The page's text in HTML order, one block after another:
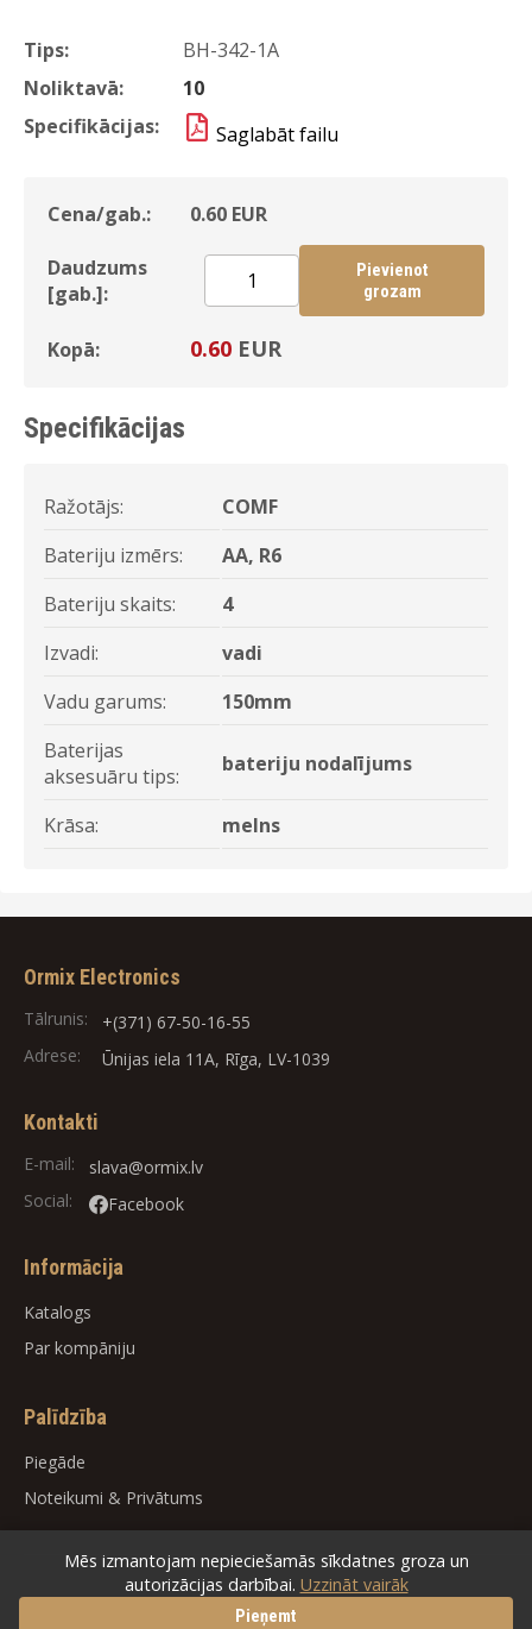
Tips:
BH-342-1A
Noliktavā:
10
Specifikācijas:
Saglabāt failu
Cena/gab.: 0.60 EUR
Daudzums
[gab.]:
Pievienot
grozam
Kopā: 0.60 EUR
Specifikācijas
Ražotājs:
COMF
Bateriju izmērs:
AA, R6
Bateriju skaits:
4
Izvadi:
vadi
Vadu garums:
150mm
Baterijas
aksesuāru tips:
bateriju nodalījums
Krāsa: melns
Ormix Electronics
Tālrunis:
+(371) 67-50-16-55
Adrese:
Ūnijas iela 11A, Rīga, LV-1039
Kontakti
E-mail:
slava@ormix.lv
Social:
Facebook
Informācija
Katalogs
Par kompāniju
Palīdzība
Piegāde
Noteikumi & Privātums
ORMIX . All rights reserved.
Mēs izmantojam nepieciešamās sīkdatnes groza un
autorizācijas darbībai. Uzzināt vairāk
Pieņemt